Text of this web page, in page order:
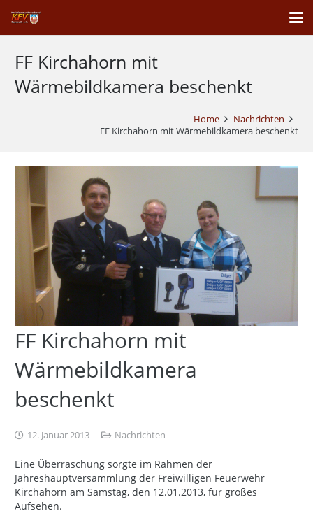
FF Kirchahorn mit
Wärmebildkamera beschenkt
Home
Nachrichten
FF Kirchahorn mit Wärmebildkamera beschenkt
FF Kirchahorn mit
Wärmebildkamera
beschenkt
12. Januar 2013 Nachrichten
Eine Überraschung sorgte im Rahmen der
Jahreshauptversammlung der Freiwilligen Feuerwehr
Kirchahorn am Samstag, den 12.01.2013, für großes
Aufsehen.